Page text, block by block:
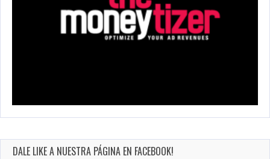
DALE LIKE A NUESTRA PÁGINA EN FACEBOOK!